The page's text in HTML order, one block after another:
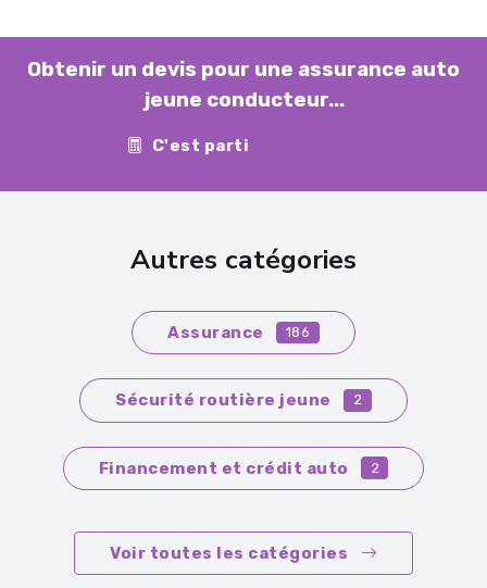
Obtenir un devis pour une assurance auto
jeune conducteur...
C'est parti
Autres catégories
Assurance 186
Sécurité routière jeune 2
Financement et crédit auto 2
Voir toutes les catégories